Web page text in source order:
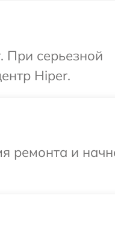
При серьезной
Hiper.
ремонта и